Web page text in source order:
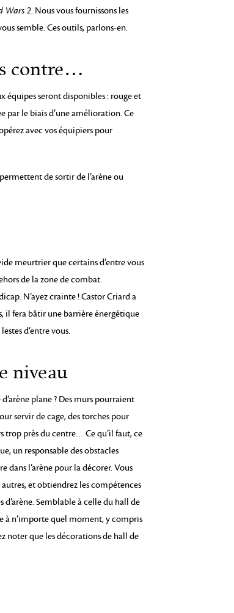
Wars 2. Nous vous fournissons les
semble. Ces outils, parlons-en.
contre…
équipes seront disponibles : rouge et
par le biais d’une amélioration. Ce
avec vos équipiers pour
de sortir de l’arène ou
meurtrier que certains d’entre vous
de la zone de combat.
N’ayez crainte ! Castor Criard a
il fera bâtir une barrière énergétique
d’entre vous.
niveau
plane ? Des murs pourraient
servir de cage, des torches pour
près du centre… Ce qu’il faut, ce
un responsable des obstacles
dans l’arène pour la décorer. Vous
et obtiendrez les compétences
d’arène. Semblable à celle du hall de
n’importe quel moment, y compris
noter que les décorations de hall de